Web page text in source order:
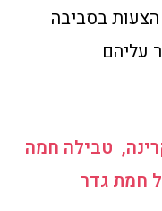
בסביבה
עליהם
טבילה חמה
חמת גדר